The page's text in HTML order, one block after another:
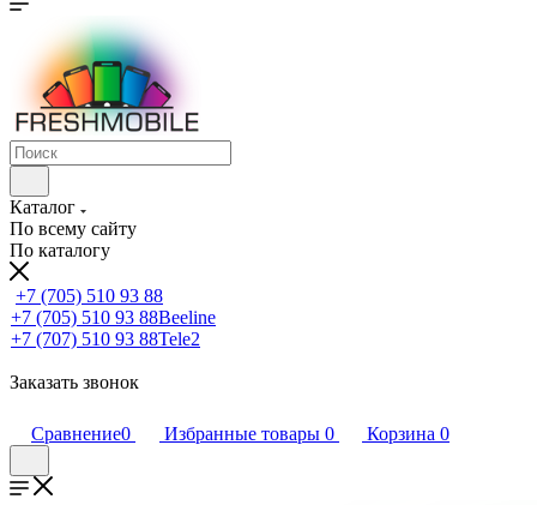
Каталог
По всему сайту
По каталогу
+7 (705) 510 93 88
+7 (705) 510 93 88Beeline
+7 (707) 510 93 88Tele2
Заказать звонок
Сравнение0 Избранные товары 0 Корзина 0